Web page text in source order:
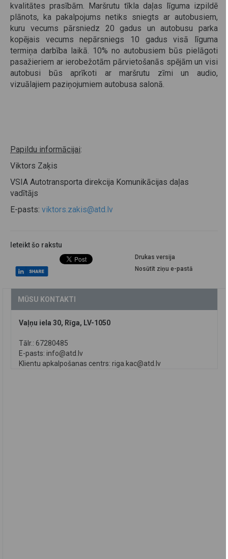
kvalitātes prasībām. Maršrutu tīkla daļas līguma izpildē
plānots, ka pakalpojums netiks sniegts ar autobusiem,
kuru vecums pārsniedz 20 gadus un autobusu parka
kopējais vecums nepārsniegs 10 gadus visā līguma
termiņa darbība laikā. 10% no autobusiem būs pielāgoti
pasažieriem ar ierobežotām pārvietošanās spējām un visi
autobusi būs aprīkoti ar maršrutu zīmi un audio,
vizuālajiem paziņojumiem autobusa salonā.
Papildu informācijai:
Viktors Zaķis
VSIA Autotransporta direkcija Komunikācijas daļas
vadītājs
E-pasts: viktors.zakis@atd.lv
Ieteikt šo rakstu
Drukas versija
Nosūtīt ziņu e-pastā
MŪSU KONTAKTI
Vaļņu iela 30, Rīga, LV-1050
Tālr.: 67280485
E-pasts: info@atd.lv
Klientu apkalpošanas centrs: riga.kac@atd.lv